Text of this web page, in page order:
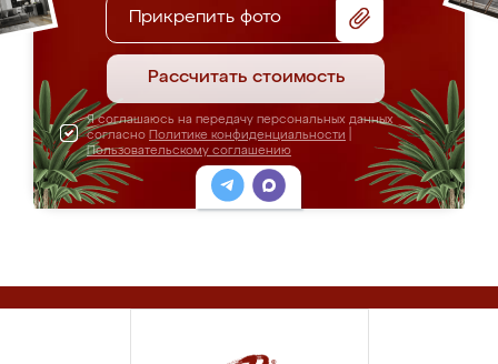
Прикрепить фото
Рассчитать стоимость
Я соглашаюсь на передачу персональных данных
согласно Политике конфиденциальности
Пользовательскому соглашению